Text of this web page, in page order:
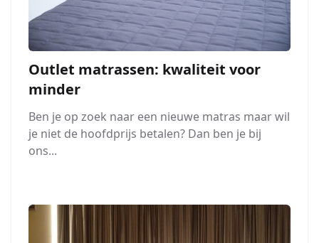
Outlet matrassen: kwaliteit voor
minder
Ben je op zoek naar een nieuwe matras maar wil
je niet de hoofdprijs betalen? Dan ben je bij
ons...